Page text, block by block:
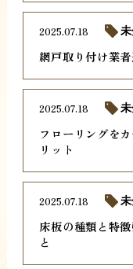
網戸取り付け業
2025.07.18
フローリングを
リット
2025.07.18
床板の種類と特
と
2025.07.18